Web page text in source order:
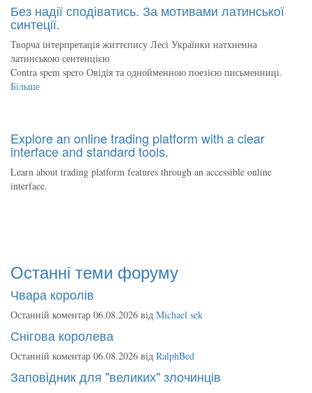
Без надії сподіватись. За мотивами латинської
синтеції.
Творча інтерпретація життєпису Лесі Українки натхненна
латинською сентенцією
Contra spem spero Овідія та однойменною поезією письменниці.
Більше
Explore an online trading platform with a clear
interface and standard tools.
Learn about trading platform features through an accessible online
interface.
Останні теми форуму
Чвара королів
Останній коментар 06.08.2026 від Michael sek
Снігова королева
Останній коментар 06.08.2026 від RalphBed
Заповідник для "великих" злочинців